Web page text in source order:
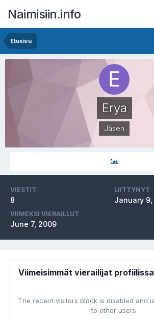
Naimisiin.info
Etusivu
Erya
Jäsen
VIESTIT
8
LIITTYNYT
January
VIIMEKSI VIERAILLUT
June 7, 2009
Viimeisimmät vierailijat profiilissa
The recent visitors block is disabled and
to other users.